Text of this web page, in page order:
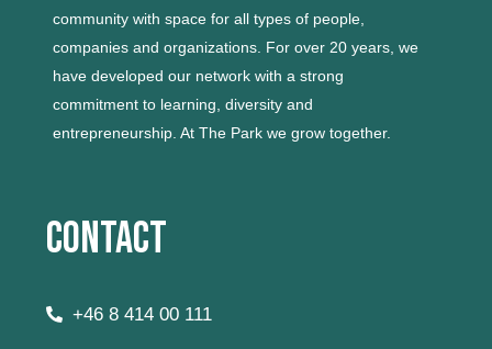
community with space for all types of people,
companies and organizations. For over 20 years, we
have developed our network with a strong
commitment to learning, diversity and
entrepreneurship. At The Park we grow together.
Contact
+46 8 414 00 111